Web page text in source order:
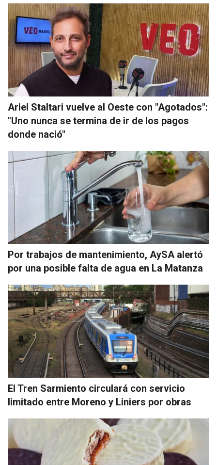
Ariel Staltari vuelve al Oeste con "Agotados":
"Uno nunca se termina de ir de los pagos
donde nació"
Por trabajos de mantenimiento, AySA alertó
por una posible falta de agua en La Matanza
El Tren Sarmiento circulará con servicio
limitado entre Moreno y Liniers por obras